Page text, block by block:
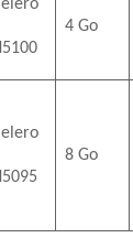
4 Go
8 Go